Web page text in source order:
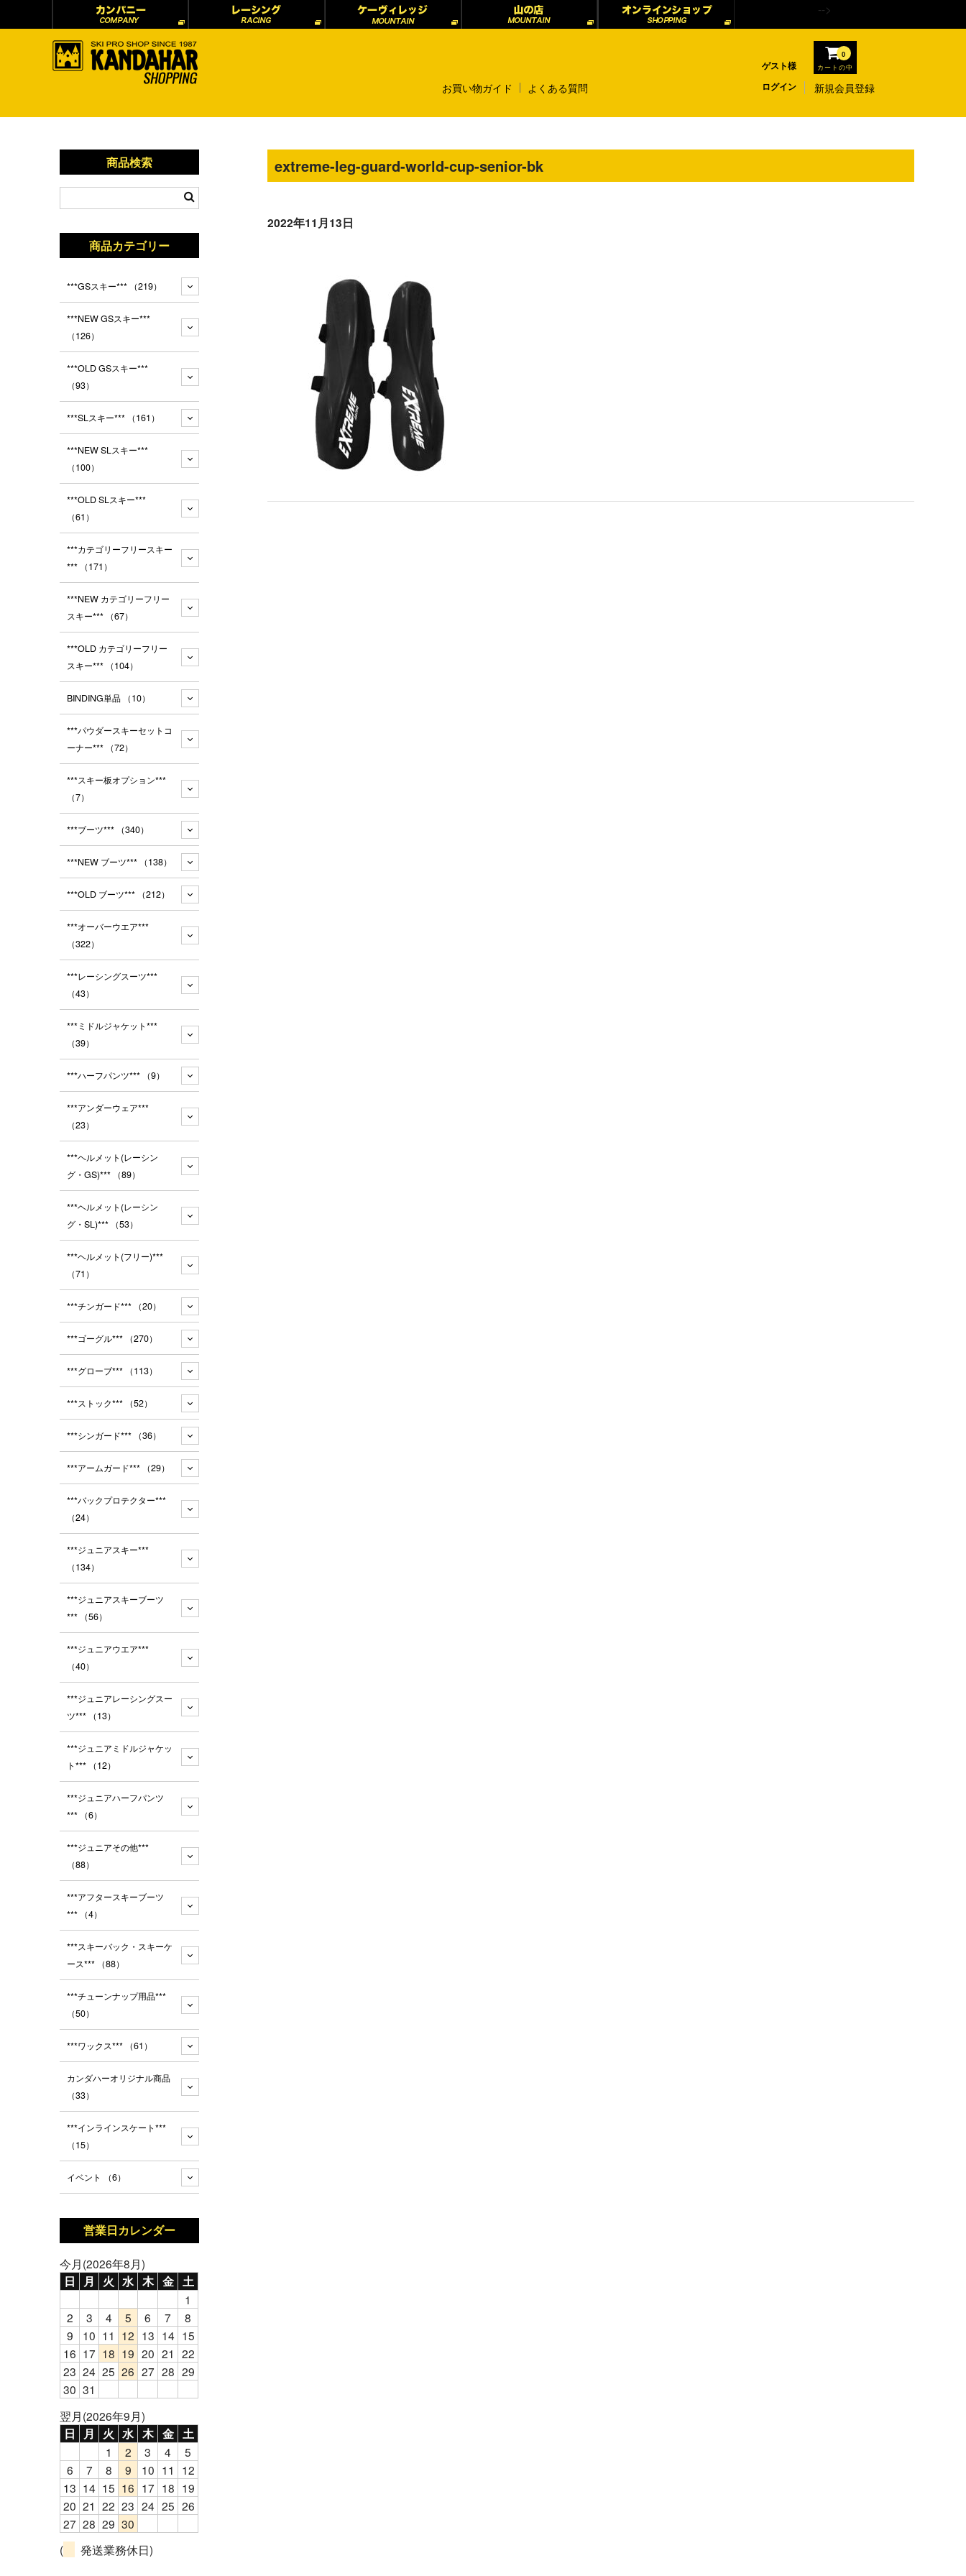
-->
ゲスト様 カートの中
0
ログイン 新規会員登録
お買い物ガイド よくある質問
extreme-leg-guard-world-cup-senior-bk
2022年11月13日
商品検索
商品カテゴリー
***GSスキー*** （219）
***NEW GSスキー***
（126）
***OLD GSスキー***
（93）
***SLスキー*** （161）
***NEW SLスキー***
（100）
***OLD SLスキー***
（61）
***カテゴリーフリースキー
*** （171）
***NEW カテゴリーフリー
スキー*** （67）
***OLD カテゴリーフリー
スキー*** （104）
BINDING単品 （10）
***パウダースキーセットコ
ーナー*** （72）
***スキー板オプション***
（7）
***ブーツ*** （340）
***NEW ブーツ*** （138）
***OLD ブーツ*** （212）
***オーバーウエア***
（322）
***レーシングスーツ***
（43）
***ミドルジャケット***
（39）
***ハーフパンツ*** （9）
***アンダーウェア***
（23）
***ヘルメット(レーシン
グ・GS)*** （89）
***ヘルメット(レーシン
グ・SL)*** （53）
***ヘルメット(フリー)***
（71）
***チンガード*** （20）
***ゴーグル*** （270）
***グローブ*** （113）
***ストック*** （52）
***シンガード*** （36）
***アームガード*** （29）
***バックプロテクター***
（24）
***ジュニアスキー***
（134）
***ジュニアスキーブーツ
*** （56）
***ジュニアウエア***
（40）
***ジュニアレーシングスー
ツ*** （13）
***ジュニアミドルジャケッ
ト*** （12）
***ジュニアハーフパンツ
*** （6）
***ジュニアその他***
（88）
***アフタースキーブーツ
*** （4）
***スキーバック・スキーケ
ース*** （88）
***チューンナップ用品***
（50）
***ワックス*** （61）
カンダハーオリジナル商品
（33）
***インラインスケート***
（15）
イベント （6）
営業日カレンダー
今月(2026年8月)
日 月 火 水 木 金 土
1
2
3 4 5 6 7
8
9
10 11 12 13 14 15
16 17 18 19 20 21 22
23 24 25 26 27 28 29
30 31
翌月(2026年9月)
日 月 火 水 木 金 土
1 2 3 4
5
6
7 8 9 10 11
12
13 14 15 16 17 18 19
20 21 22 23 24 25 26
27 28 29 30
(
発送業務休日)